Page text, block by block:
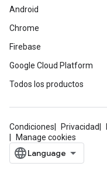
Android
Chrome
Firebase
Google Cloud Platform
Todos los productos
Condiciones Privacidad
Manage cookies